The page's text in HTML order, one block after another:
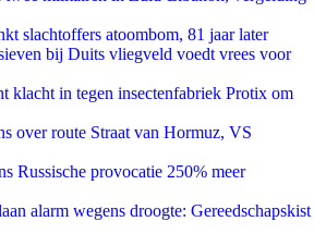
slachtoffers atoombom, 81 jaar later
bij Duits vliegveld voedt vrees voor
klacht in tegen insectenfabriek Protix om
over route Straat van Hormuz, VS
Russische provocatie 250% meer
alarm wegens droogte: Gereedschapskist